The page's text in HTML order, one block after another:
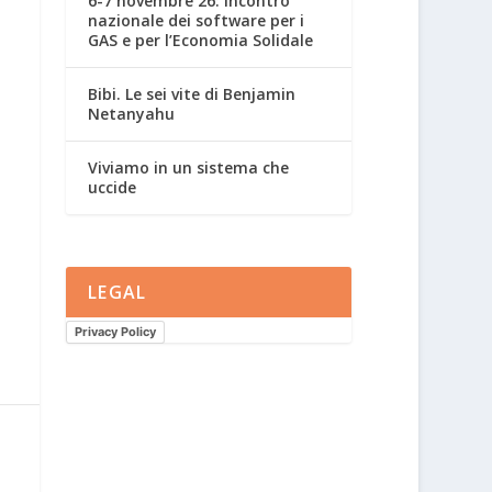
nazionale dei software per i
GAS e per l’Economia Solidale
Bibi. Le sei vite di Benjamin
Netanyahu
Viviamo in un sistema che
uccide
LEGAL
Privacy Policy